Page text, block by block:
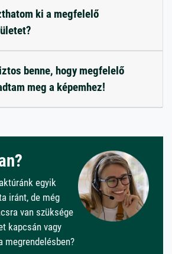
ki a megfelelő
benne, hogy megfelelő
meg a képemhez!
egyik
iránt, de még
van szüksége
kapcsán vagy
megrendelésben?